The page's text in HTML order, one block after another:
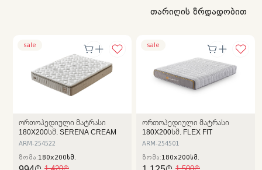
თარიღის ზრდადობით
sale
ᲝᲠᲗᲝᲞᲔᲓᲘᲣᲚᲘ ᲛᲐᲢᲠᲐᲡᲘ
180X200ᲡᲛ. SERENA CREAM
ARM-254522
ზომა:180x200სმ.
sale
ᲝᲠᲗᲝᲞᲔᲓᲘᲣᲚᲘ ᲛᲐᲢᲠᲐᲡᲘ
180X200ᲡᲛ. FLEX FIT
ARM-254501
ზომა:180x200სმ.